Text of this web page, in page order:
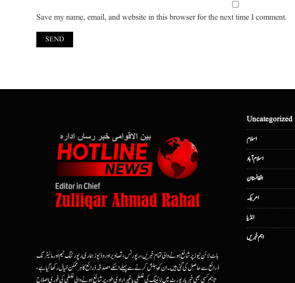
Save my name, email, and website in this browser for the next time I comment.
ہاٹ لائن نیوز پر شائع ہونے والی تمام خبریں، رپورٹس، تصاویر اور وڈیوز ہماری رپورٹنگ ٹیم اور مانیٹرنگ
ذرائع سے حاصل کی گئی ہیں۔ ان کو پبلش کرنے سے پہلے اسکے مصدقہ ذرائع کا ہرممکن خیال رکھا گیا ہے،
تاہم کسی بھی خبر یا رپورٹ میں ٹائپنگ کی غلطی یا غیرارادی طور پر شائع ہونے والی غلطی کی فوری اصلاح
Uncategorized
اسلام
اسلام آباد
افغانستان
امریکہ
انڈیا
اہم خبریں